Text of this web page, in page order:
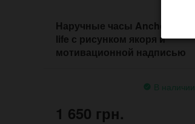
Наручные часы Anchor for
life с рисунком якоря и
мотивационной надписью
В наличии
1 650 грн.